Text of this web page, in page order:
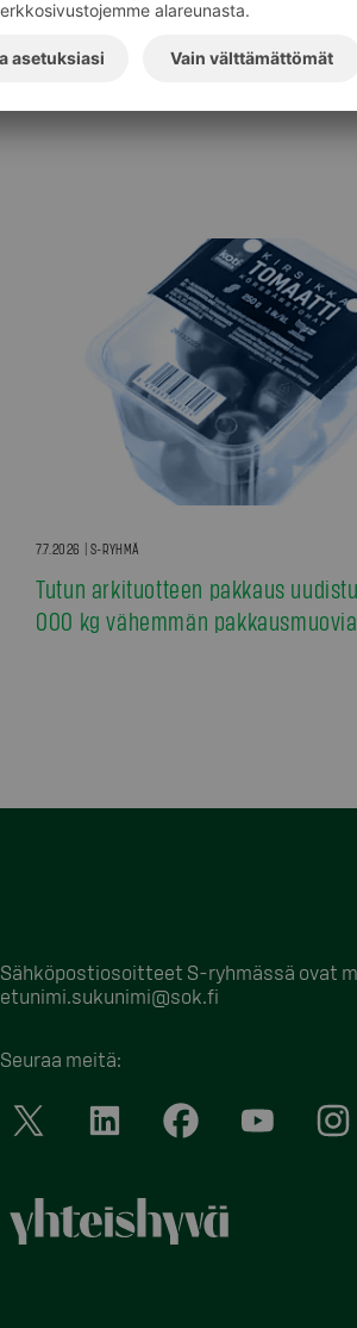
7.7.2026 | S-RYHMÄ
Tutun arkituotteen pakkaus
000 kg vähemmän pakkausmuovia
Sähköpostiosoitteet S-ryhmässä ovat
etunimi.sukunimi@sok.fi
Seuraa meitä: